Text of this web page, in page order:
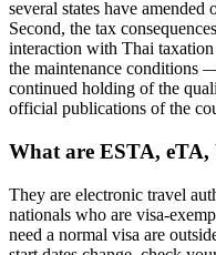
several states have amended
Second, the tax
interaction with Thai
the maintenance conditions
continued holding of the
official publications of the
What are ESTA,
They are electronic travel
nationals who are visa-
need a normal visa are